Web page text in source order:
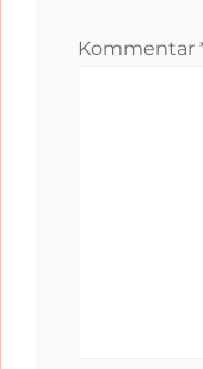
Kommentar